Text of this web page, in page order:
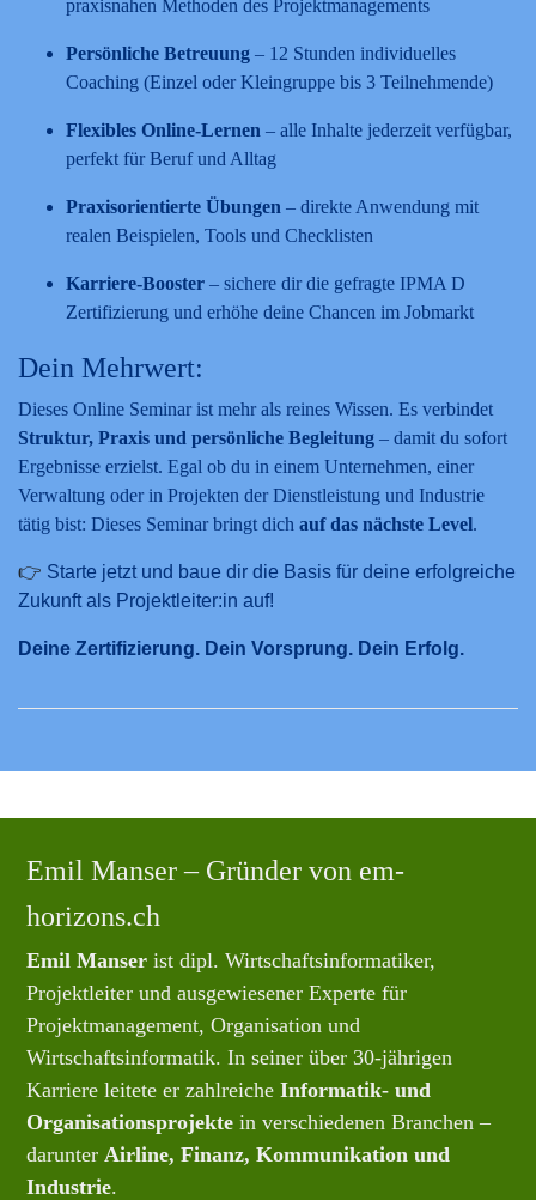
praxisnahen Methoden des Projektmanagements
Persönliche Betreuung – 12 Stunden individuelles
Coaching (Einzel oder Kleingruppe bis 3 Teilnehmende)
Flexibles Online-Lernen – alle Inhalte jederzeit verfügbar,
perfekt für Beruf und Alltag
Praxisorientierte Übungen – direkte Anwendung mit
realen Beispielen, Tools und Checklisten
Karriere-Booster – sichere dir die gefragte IPMA D
Zertifizierung und erhöhe deine Chancen im Jobmarkt
Dein Mehrwert:
Dieses Online Seminar ist mehr als reines Wissen. Es verbindet
Struktur, Praxis und persönliche Begleitung – damit du sofort
Ergebnisse erzielst. Egal ob du in einem Unternehmen, einer
Verwaltung oder in Projekten der Dienstleistung und Industrie
tätig bist: Dieses Seminar bringt dich auf das nächste Level.
👉 Starte jetzt und baue dir die Basis für deine erfolgreiche
Zukunft als Projektleiter:in auf!
Deine Zertifizierung. Dein Vorsprung. Dein Erfolg.
Emil Manser – Gründer von em-
horizons.ch
Emil Manser ist dipl. Wirtschaftsinformatiker,
Projektleiter und ausgewiesener Experte für
Projektmanagement, Organisation und
Wirtschaftsinformatik. In seiner über 30-jährigen
Karriere leitete er zahlreicheInformatik- und
Organisationsprojekte in verschiedenen Branchen –
darunterAirline, Finanz, Kommunikation und
Industrie.